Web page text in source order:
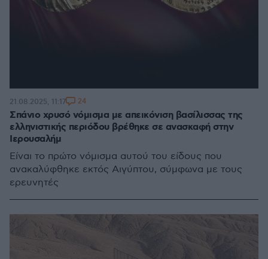
Σπάνιο χρυσό νόμισμα με απεικόνιση βασίλισσας της
ελληνιστικής περιόδου βρέθηκε σε ανασκαφή στην
Ιερουσαλήμ
Είναι το πρώτο νόμισμα αυτού του είδους που
ανακαλύφθηκε εκτός Αιγύπτου, σύμφωνα με τους
ερευνητές
21.08.2025, 11:17 24